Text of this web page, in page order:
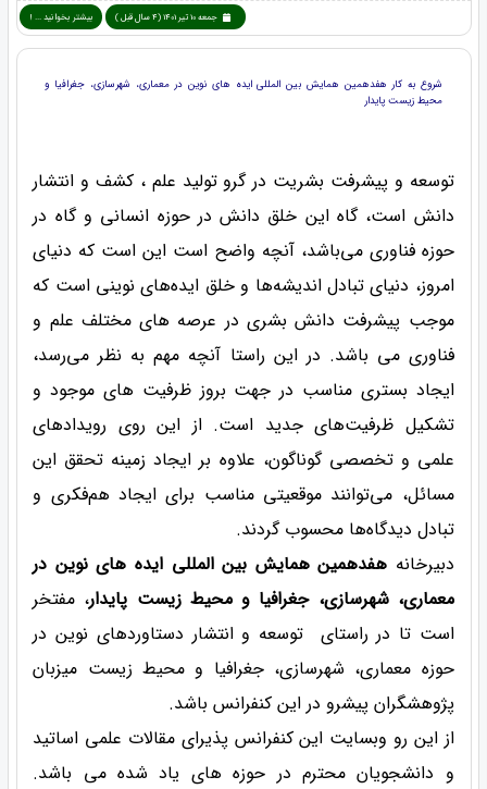
جمعه 10 تیر 1401 (4 سال قبل ) بیشتر بخوانید ... !
شروع به کار هفدهمین همایش بین المللی ایده های نوین در معماری، شهرسازی، جغرافیا و
محیط زیست پایدار
توسعه و پیشرفت بشریت در گرو تولید علم ، کشف و انتشار
دانش است، گاه این خلق دانش در حوزه انسانی و گاه در
حوزه فناوری می‌باشد، آنچه واضح است این است که دنیای
امروز، دنیای تبادل اندیشه‌ها و خلق ایده‌های نوینی است که
موجب پیشرفت دانش بشری در عرصه های مختلف علم و
فناوری می باشد. در این راستا آنچه مهم به نظر می‌رسد،
ایجاد بستری مناسب در جهت بروز ظرفیت های موجود و
تشکیل ظرفیت‌های جدید است. از این روی رویدادهای
علمی و تخصصی گوناگون، علاوه بر ایجاد زمینه تحقق این
مسائل، می‌توانند موقعیتی مناسب برای ایجاد هم‌فکری و
تبادل دیدگاه‌ها محسوب گردند.
دبیرخانه هفدهمین همایش بین المللی ایده های نوین در
معماری، شهرسازی، جغرافیا و محیط زیست پایدار، مفتخر
است تا در راستای توسعه و انتشار دستاوردهای نوین در
حوزه معماری، شهرسازی، جغرافیا و محیط زیست میزبان
پژوهشگران پیشرو در این کنفرانس باشد.
از این رو وبسایت این کنفرانس پذیرای مقالات علمی اساتید
و دانشجویان محترم در حوزه های یاد شده می باشد.